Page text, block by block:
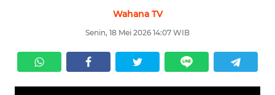
Wahana TV
Senin, 18 Mei 2026 14:07 WIB
KAMI